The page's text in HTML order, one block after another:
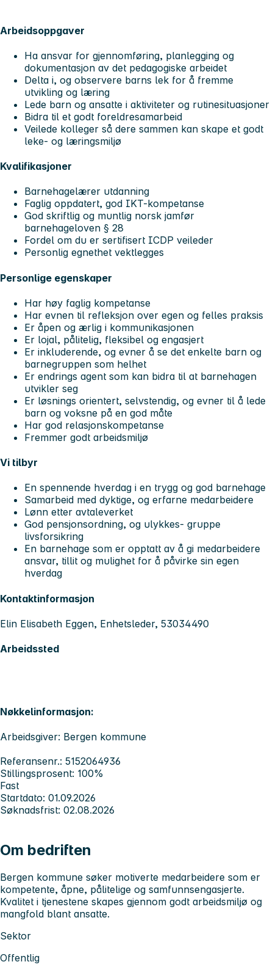
Arbeidsoppgaver
Ha ansvar for gjennomføring, planlegging og
dokumentasjon av det pedagogiske arbeidet
Delta i, og observere barns lek for å fremme
utvikling og læring
Lede barn og ansatte i aktiviteter og rutinesituasjoner
Bidra til et godt foreldresamarbeid
Veilede kolleger så dere sammen kan skape et godt
leke- og læringsmiljø
Kvalifikasjoner
Barnehagelærer utdanning
Faglig oppdatert, god IKT-kompetanse
God skriftlig og muntlig norsk jamfør
barnehageloven § 28
Fordel om du er sertifisert ICDP veileder
Personlig egnethet vektlegges
Personlige egenskaper
Har høy faglig kompetanse
Har evnen til refleksjon over egen og felles praksis
Er åpen og ærlig i kommunikasjonen
Er lojal, pålitelig, fleksibel og engasjert
Er inkluderende, og evner å se det enkelte barn og
barnegruppen som helhet
Er endrings agent som kan bidra til at barnehagen
utvikler seg
Er løsnings orientert, selvstendig, og evner til å lede
barn og voksne på en god måte
Har god relasjonskompetanse
Fremmer godt arbeidsmiljø
Vi tilbyr
En spennende hverdag i en trygg og god barnehage
Samarbeid med dyktige, og erfarne medarbeidere
Lønn etter avtaleverket
God pensjonsordning, og ulykkes- gruppe
livsforsikring
En barnehage som er opptatt av å gi medarbeidere
ansvar, tillit og mulighet for å påvirke sin egen
hverdag
Kontaktinformasjon
Elin Elisabeth Eggen, Enhetsleder, 53034490
Arbeidssted
Nøkkelinformasjon:
Arbeidsgiver: Bergen kommune
Referansenr.: 5152064936
Stillingsprosent: 100%
Fast
Startdato: 01.09.2026
Søknadsfrist: 02.08.2026
Om bedriften
Bergen kommune søker motiverte medarbeidere som er
kompetente, åpne, pålitelige og samfunnsengasjerte.
Kvalitet i tjenestene skapes gjennom godt arbeidsmiljø og
mangfold blant ansatte.
Sektor
Offentlig